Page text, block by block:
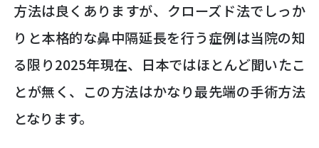
方法は良くありますが、クローズド法でしっか
りと本格的な鼻中隔延長を行う症例は当院の知
る限り2025年現在、日本ではほとんど聞いたこ
とが無く、この方法はかなり最先端の手術方法
となります。